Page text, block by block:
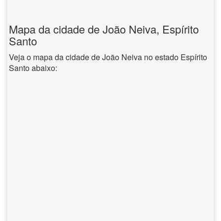
Mapa da cidade de João Neiva, Espírito
Santo
Veja o mapa da cidade de João Neiva no estado Espírito
Santo abaixo: